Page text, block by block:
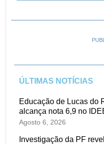
ÚLTIMAS NOTÍCIAS
Educação de Lucas do
alcança nota 6,9 no
Agosto 6, 2026
Investigação da PF